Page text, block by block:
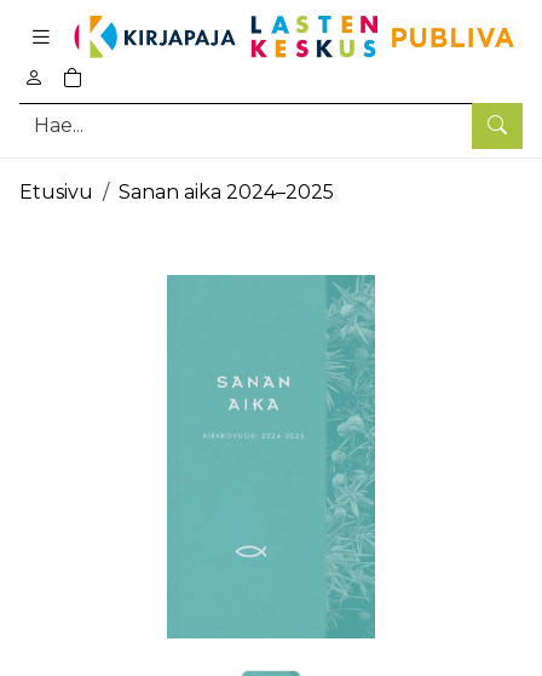
Hae
0
tuotetta ostoskorissa
Pääsisältö
Etusivu Sanan aika 2024–2025